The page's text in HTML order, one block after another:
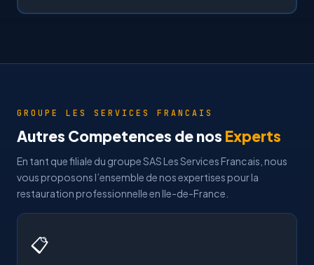
GROUPE LES SERVICES FRANCAIS
Autres Competences de nos Experts
En tant que filiale du groupe SAS Les Services Francais, nous
vous proposons l’ensemble de nos expertises pour la
restauration professionnelle en Ile-de-France.
📋